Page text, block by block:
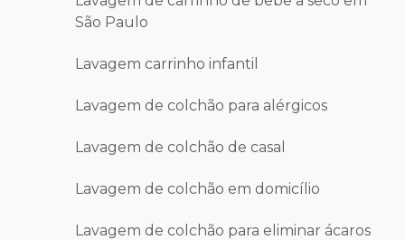
São Paulo
Lavagem carrinho infantil
Lavagem de colchão para alérgicos
Lavagem de colchão de casal
Lavagem de colchão em domicílio
Lavagem de colchão para eliminar ácaros